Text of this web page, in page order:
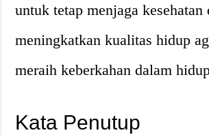
untuk tetap menjaga kesehatan
meningkatkan kualitas hidup
meraih keberkahan dalam
Kata Penutup